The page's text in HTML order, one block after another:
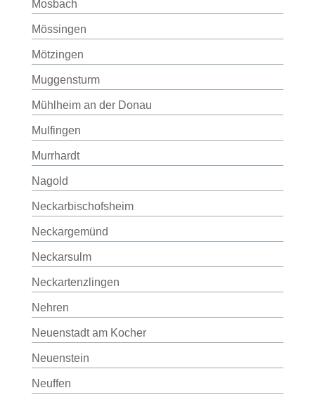
Mosbach
Mössingen
Mötzingen
Muggensturm
Mühlheim an der Donau
Mulfingen
Murrhardt
Nagold
Neckarbischofsheim
Neckargemünd
Neckarsulm
Neckartenzlingen
Nehren
Neuenstadt am Kocher
Neuenstein
Neuffen